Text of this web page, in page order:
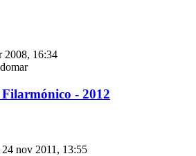
2008, 16:34
- 2012
24 nov 2011, 13:55